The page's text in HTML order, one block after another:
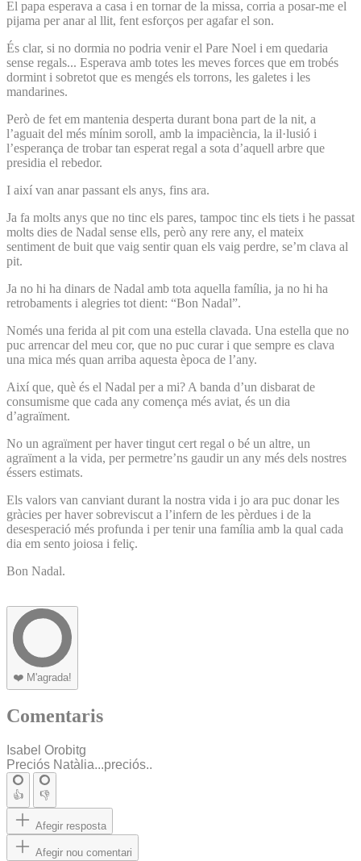
El papa esperava a casa i en tornar de la missa, corria a posar-me el
pijama per anar al llit, fent esforços per agafar el son.
És clar, si no dormia no podria venir el Pare Noel i em quedaria
sense regals... Esperava amb totes les meves forces que em trobés
dormint i sobretot que es mengés els torrons, les galetes i les
mandarines.
Però de fet em mantenia desperta durant bona part de la nit, a
l’aguait del més mínim soroll, amb la impaciència, la il·lusió i
l’esperança de trobar tan esperat regal a sota d’aquell arbre que
presidia el rebedor.
I així van anar passant els anys, fins ara.
Ja fa molts anys que no tinc els pares, tampoc tinc els tiets i he passat
molts dies de Nadal sense ells, però any rere any, el mateix
sentiment de buit que vaig sentir quan els vaig perdre, se’m clava al
pit.
Ja no hi ha dinars de Nadal amb tota aquella família, ja no hi ha
retrobaments i alegries tot dient: “Bon Nadal”.
Només una ferida al pit com una estella clavada. Una estella que no
puc arrencar del meu cor, que no puc curar i que sempre es clava
una mica més quan arriba aquesta època de l’any.
Així que, què és el Nadal per a mi? A banda d’un disbarat de
consumisme que cada any comença més aviat, és un dia
d’agraïment.
No un agraïment per haver tingut cert regal o bé un altre, un
agraïment a la vida, per permetre’ns gaudir un any més dels nostres
éssers estimats.
Els valors van canviant durant la nostra vida i jo ara puc donar les
gràcies per haver sobreviscut a l’infern de les pèrdues i de la
desesperació més profunda i per tenir una família amb la qual cada
dia em sento joiosa i feliç.
Bon Nadal.
❤️ M'agrada!
Comentaris
Isabel Orobitg
Preciós Natàlia...preciós..
👍 👎
Afegir resposta
Afegir nou comentari